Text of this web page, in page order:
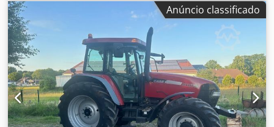
opções e acessórios = - Cabine fechada - Rádio/Leitor de
CD = Notas = Retroescavadora de esteiras CASE 21F XT,
fabricada em 2016, com apenas 2.058 horas de operação.
Esta retroescavadora de esteiras compacta e potente é
originária da Alemanha e encontra-se em excelente estado
de conservação e manutenção. A máquina está pronta
para uso imediato e é ideal para trabalhos de
terraplenagem, agricultura, reciclagem, pavimentação e
trabalhos em propriedades rurais. A máquina está
Anúncio classificado